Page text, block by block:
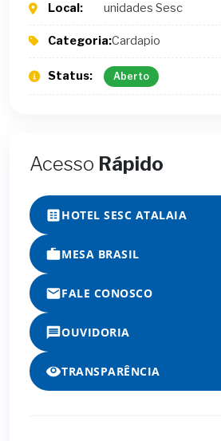
Local: unidades Sesc
Categoria:Cardapio
Status: Aberto
Acesso Rápido
HOTEL SESC ATALAIA
MESA BRASIL
FALE CONOSCO
OUVIDORIA
TRANSPARÊNCIA